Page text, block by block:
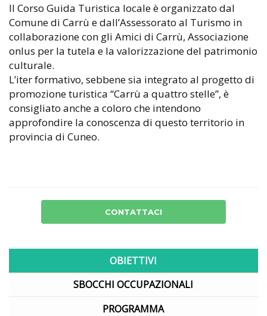
Il Corso Guida Turistica locale è organizzato dal
Comune di Carrù e dall’Assessorato al Turismo in
collaborazione con gli Amici di Carrù, Associazione
onlus per la tutela e la valorizzazione del patrimonio
culturale.
L’iter formativo, sebbene sia integrato al progetto di
promozione turistica “Carrù a quattro stelle”, è
consigliato anche a coloro che intendono
approfondire la conoscenza di questo territorio in
provincia di Cuneo.
CONTATTACI
OBIETTIVI
SBOCCHI OCCUPAZIONALI
PROGRAMMA